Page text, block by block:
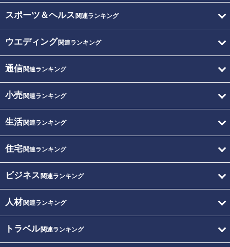
スポーツ＆ヘルス 関連ランキング
ウエディング関連ランキング
通信関連ランキング
小売関連ランキング
生活関連ランキング
住宅関連ランキング
ビジネス 関連ランキング
人材関連ランキング
トラベル関連ランキング